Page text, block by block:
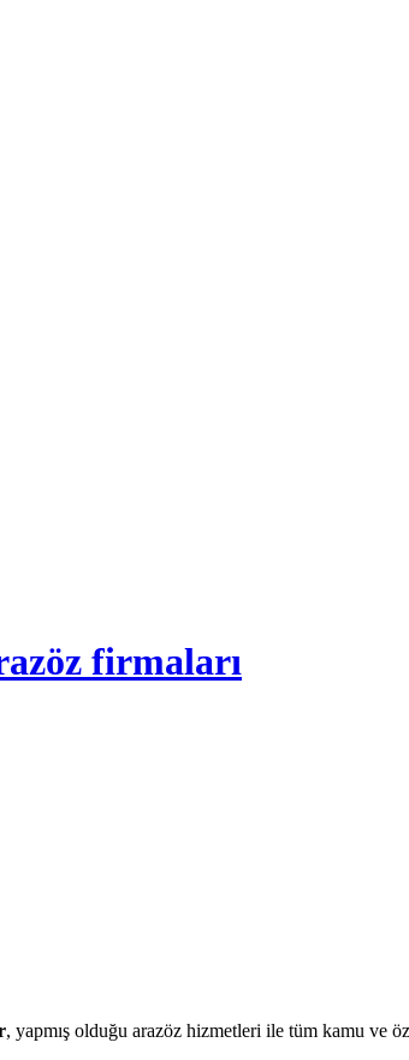
firmaları
, yapmış olduğu arazöz hizmetleri ile tüm kamu ve